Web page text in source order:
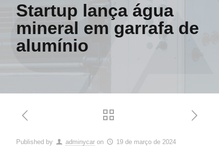
Startup lança água
mineral em garrafa de
alumínio
Published by adminycar on 19 de março de 2024